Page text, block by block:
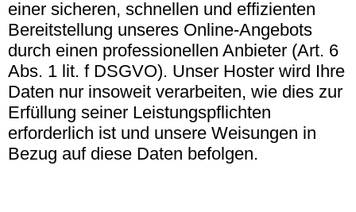
einer sicheren, schnellen und effizienten
Bereitstellung unseres Online-Angebots
durch einen professionellen Anbieter (Art. 6
Abs. 1 lit. f DSGVO). Unser Hoster wird Ihre
Daten nur insoweit verarbeiten, wie dies zur
Erfüllung seiner Leistungspflichten
erforderlich ist und unsere Weisungen in
Bezug auf diese Daten befolgen.